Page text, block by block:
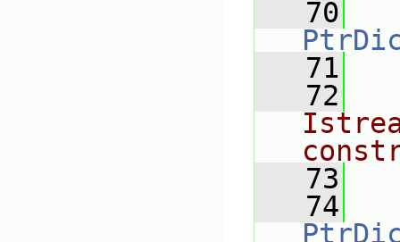
   70
   71
   72
   73
   74